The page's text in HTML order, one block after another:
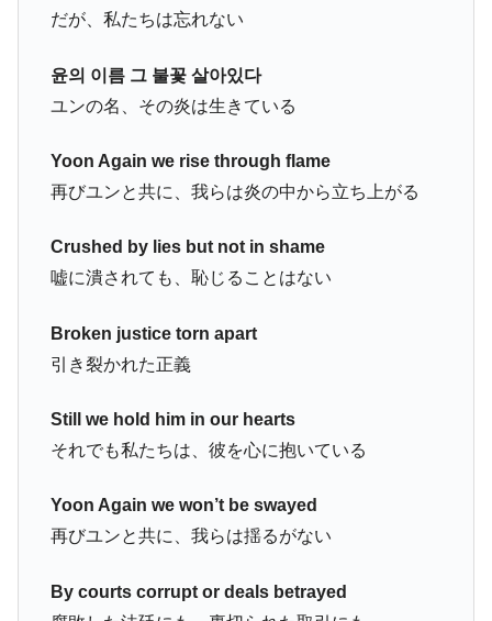
だが、私たちは忘れない
윤의 이름 그 불꽃 살아있다
ユンの名、その炎は生きている
Yoon Again we rise through flame
再びユンと共に、我らは炎の中から立ち上がる
Crushed by lies but not in shame
嘘に潰されても、恥じることはない
Broken justice torn apart
引き裂かれた正義
Still we hold him in our hearts
それでも私たちは、彼を心に抱いている
Yoon Again we won’t be swayed
再びユンと共に、我らは揺るがない
By courts corrupt or deals betrayed